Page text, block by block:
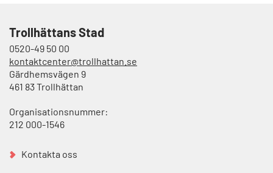
Trollhättans Stad
0520-49 50 00
kontaktcenter@trollhattan.se
Gärdhemsvägen 9
461 83 Trollhättan
Organisationsnummer:
212 000-1546
Kontakta oss